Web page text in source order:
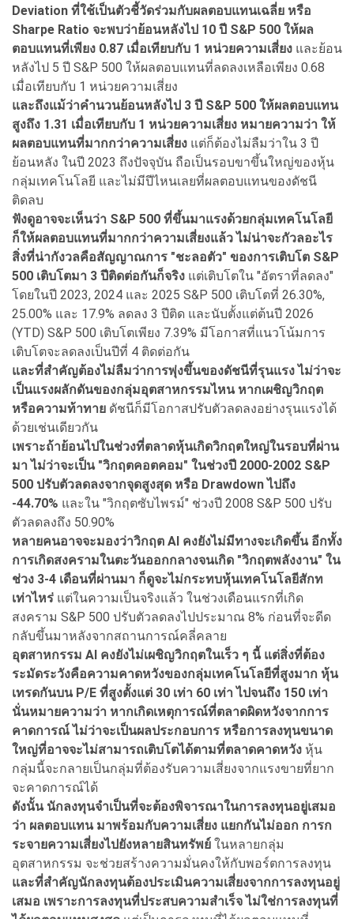
Deviation ที่ใช้เป็นตัวชี้วัดร่วมกับผลตอบแทนเฉลี่ย หรือ
Sharpe Ratio จะพบว่าย้อนหลังไป 10 ปี S&P 500 ให้ผล
ตอบแทนที่เพียง 0.87 เมื่อเทียบกับ 1 หน่วยความเสี่ยง และย้อน
หลังไป 5 ปี S&P 500 ให้ผลตอบแทนที่ลดลงเหลือเพียง 0.68
เมื่อเทียบกับ 1 หน่วยความเสี่ยง
และถึงแม้ว่าคำนวนย้อนหลังไป 3 ปี S&P 500 ให้ผลตอบแทน
สูงถึง 1.31 เมื่อเทียบกับ 1 หน่วยความเสี่ยง หมายความว่า ให้
ผลตอบแทนที่มากกว่าความเสี่ยง แต่ก็ต้องไม่ลืมว่าใน 3 ปี
ย้อนหลัง ในปี 2023 ถึงปัจจุบัน ถือเป็นรอบขาขึ้นใหญ่ของหุ้น
กลุ่มเทคโนโลยี และไม่มีปีไหนเลยที่ผลตอบแทนของดัชนี
ติดลบ
ฟังดูอาจจะเห็นว่า S&P 500 ที่ขึ้นมาแรงด้วยกลุ่มเทคโนโลยี
ก็ให้ผลตอบแทนที่มากกว่าความเสี่ยงแล้ว ไม่น่าจะกัวลอะไร
สิ่งที่น่ากังวลคือสัญญาณการ "ชะลอตัว" ของการเติบโต S&P
500 เติบโตมา 3 ปีติดต่อกันก็จริง แต่เติบโตใน "อัตราที่ลดลง"
โดยในปี 2023, 2024 และ 2025 S&P 500 เติบโตที่ 26.30%,
25.00% และ 17.9% ลดลง 3 ปีติด และนับตั้งแต่ต้นปี 2026
(YTD) S&P 500 เติบโตเพียง 7.39% มีโอกาสที่แนวโน้มการ
เติบโตจะลดลงเป็นปีที่ 4 ติดต่อกัน
และที่สำคัญต้องไม่ลืมว่าการพุ่งขึ้นของดัชนีที่รุนแรง ไม่ว่าจะ
เป็นแรงผลักดันของกลุ่มอุตสาหกรรมไหน หากเผชิญวิกฤต
หรือความท้าทาย ดัชนีก็มีโอกาสปรับตัวลดลงอย่างรุนแรงได้
ด้วยเช่นเดียวกัน
เพราะถ้าย้อนไปในช่วงที่ตลาดหุ้นเกิดวิกฤตใหญ่ในรอบที่ผ่าน
มา ไม่ว่าจะเป็น "วิกฤตคอตคอม" ในช่วงปี 2000-2002 S&P
500 ปรับตัวลดลงจากจุดสูงสุด หรือ Drawdown ไปถึง
-44.70% และใน "วิกฤตซับไพรม์" ช่วงปี 2008 S&P 500 ปรับ
ตัวลดลงถึง 50.90%
หลายคนอาจจะมองว่าวิกฤต AI คงยังไม่มีทางจะเกิดขึ้น อีกทั้ง
การเกิดสงครามในตะวันออกกลางจนเกิด "วิกฤตพลังงาน" ใน
ช่วง 3-4 เดือนที่ผ่านมา ก็ดูจะไม่กระทบหุ้นเทคโนโลยีสักท
เท่าไหร่ แต่ในความเป็นจริงแล้ว ในช่วงเดือนแรกที่เกิด
สงคราม S&P 500 ปรับตัวลดลงไปประมาณ 8% ก่อนที่จะดีด
กลับขึ้นมาหลังจากสถานการณ์คลี่คลาย
อุตสาหกรรม AI คงยังไม่เผชิญวิกฤตในเร็ว ๆ นี้ แต่สิ่งที่ต้อง
ระมัดระวังคือความคาดหวังของกลุ่มเทคโนโลยีที่สูงมาก หุ้น
เทรดกันบน P/E ที่สูงตั้งแต่ 30 เท่า 60 เท่า ไปจนถึง 150 เท่า
นั่นหมายความว่า หากเกิดเหตุการณ์ที่ตลาดผิดหวังจากการ
คาดการณ์ ไม่ว่าจะเป็นผลประกอบการ หรือการลงทุนขนาด
ใหญ่ที่อาจจะไม่สามารถเติบโตได้ตามที่ตลาดคาดหวัง หุ้น
กลุ่มนี้จะกลายเป็นกลุ่มที่ต้องรับความเสี่ยงจากแรงขายที่ยาก
จะคาดการณ์ได้
ดังนั้น นักลงทุนจำเป็นที่จะต้องพิจารณาในการลงทุนอยู่เสมอ
ว่า ผลตอบแทน มาพร้อมกับความเสี่ยง แยกกันไม่ออก การก
ระจายความเสี่ยงไปยังหลายสินทรัพย์ ในหลายกลุ่ม
อุตสาหกรรม จะช่วยสร้างความมั่นคงให้กับพอร์ตการลงทุน
และที่สำคัญนักลงทุนต้องประเมินความเสี่ยงจากการลงทุนอยู่
เสมอ เพราะการลงทุนที่ประสบความสำเร็จ ไม่ใช่การลงทุนที่